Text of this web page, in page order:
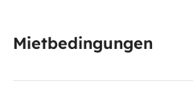
Mietbedingungen